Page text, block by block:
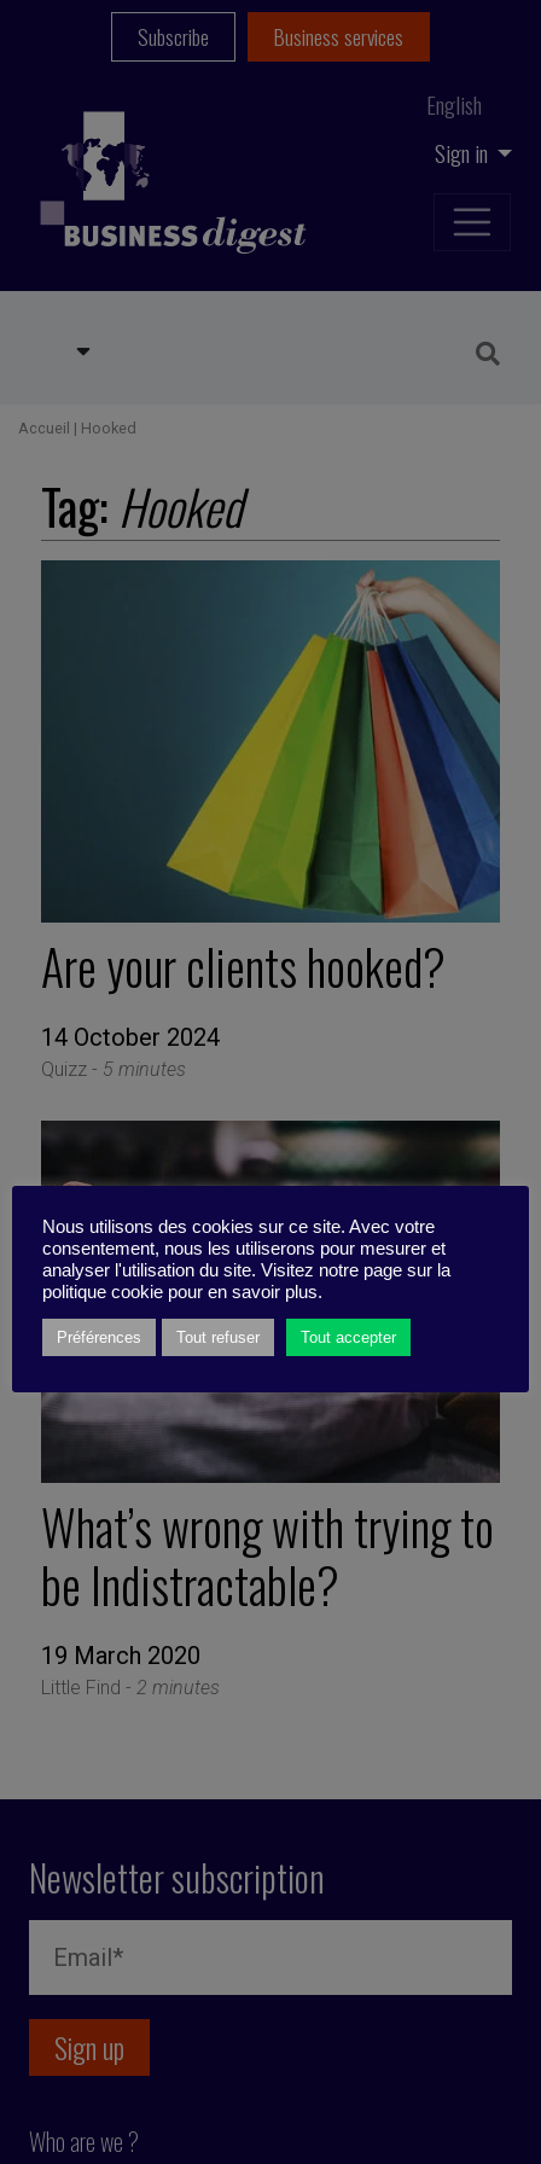
Sign in
English
Subscribe Business services
Accueil | Hooked
Tag: Hooked
Are your clients hooked?
14 October 2024
Quizz - 5 minutes
What’s wrong with trying to
be Indistractable?
19 March 2020
Little Find - 2 minutes
Newsletter subscription
Who are we ?
Nous utilisons des cookies sur ce site. Avec votre
consentement, nous les utiliserons pour mesurer et
analyser l'utilisation du site. Visitez notre page sur la
politique cookie pour en savoir plus.
Préférences Tout refuser Tout accepter